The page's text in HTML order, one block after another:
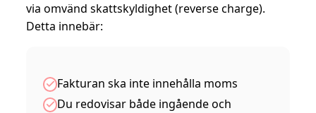
via omvänd skattskyldighet (reverse charge).
Detta innebär:
Fakturan ska inte innehålla moms
Du redovisar både ingående och